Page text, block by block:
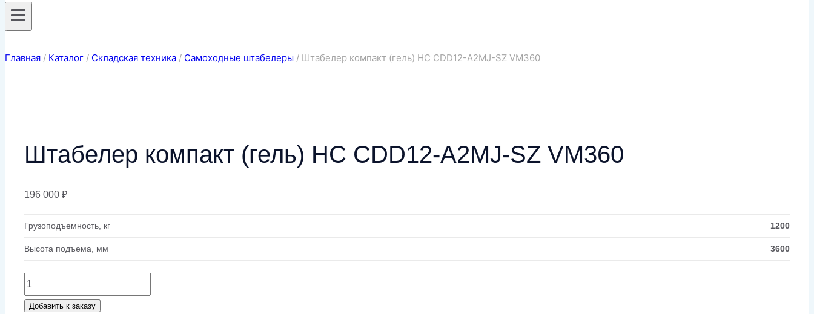
Главная / Каталог / Складская техника / Самоходные штабелеры / Штабелер компакт (гель) HC CDD12-A2MJ-SZ VM360
Штабелер компакт (гель) HC CDD12-A2MJ-SZ VM360
196 000 ₽
Грузоподъемность, кг 1200
Высота подъема, мм 3600
Количество
товара
Добавить к заказу